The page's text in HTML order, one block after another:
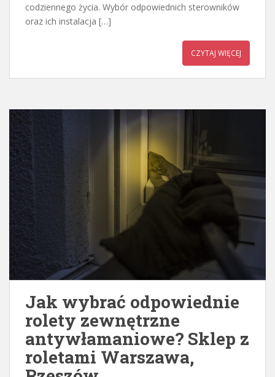
codziennego życia. Wybór odpowiednich sterowników
oraz ich instalacja […]
CZYTAJ WIĘCEJ
Jak wybrać odpowiednie
rolety zewnętrzne
antywłamaniowe? Sklep z
roletami Warszawa,